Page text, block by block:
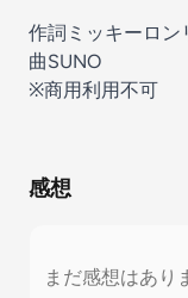
作詞ミッキーロン
曲SUNO
※商用利用不可
感想
まだ感想はあり